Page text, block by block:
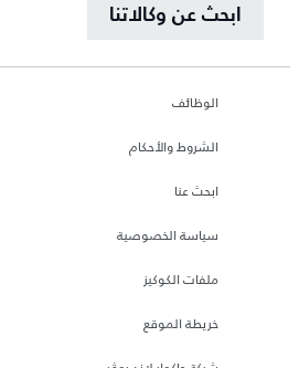
ابحث عن وكالاتنا
الوظائف
الشروط والأحكام
ابحث عنا
سياسة الخصوصية
ملفات الكوكيز
خريطة الموقع